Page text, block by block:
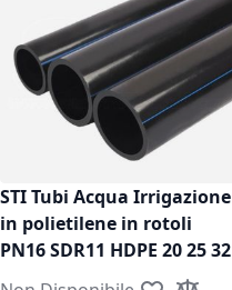
STI Tubi Acqua Irrigazione
in polietilene in rotoli
PN16 SDR11 HDPE 20 25 32